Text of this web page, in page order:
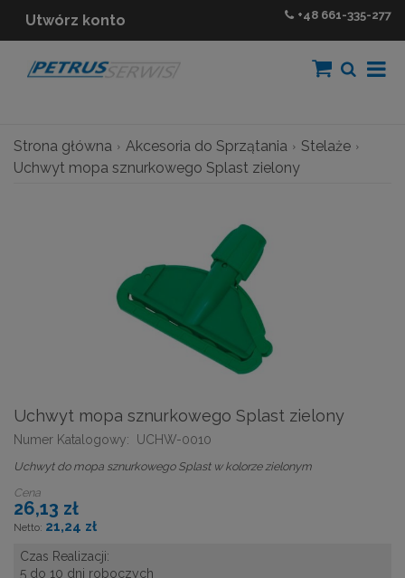
Utwórz konto +48 661-335-277
Strona główna Akcesoria do Sprzątania
Stelaże
Uchwyt mopa sznurkowego Splast zielony
Uchwyt mopa sznurkowego Splast zielony
Numer Katalogowy: UCHW-0010
Uchwyt do mopa sznurkowego Splast w kolorze zielonym
Cena
26,13 zł
21,24 zł
Czas Realizacji:
5 do 10 dni roboczych